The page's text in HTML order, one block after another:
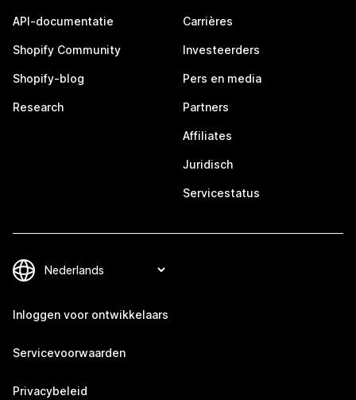
API-documentatie
Shopify Community
Shopify-blog
Research
Carrières
Investeerders
Pers en media
Partners
Affiliates
Juridisch
Servicestatus
Inloggen voor ontwikkelaars
Servicevoorwaarden
Privacybeleid